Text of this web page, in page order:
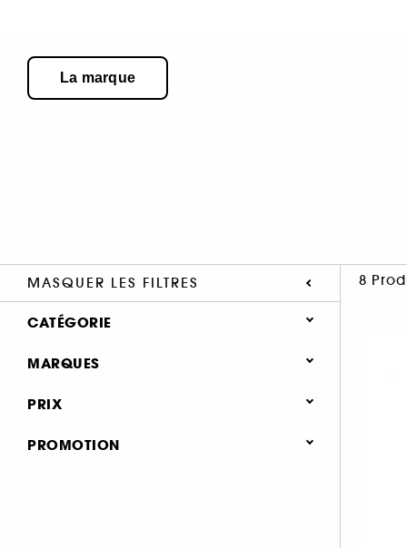
La marque
MASQUER LES FILTRES 8
CATÉGORIE
MARQUES
MAQUILLAGE
MARQUES
PRIX
PROMOTION